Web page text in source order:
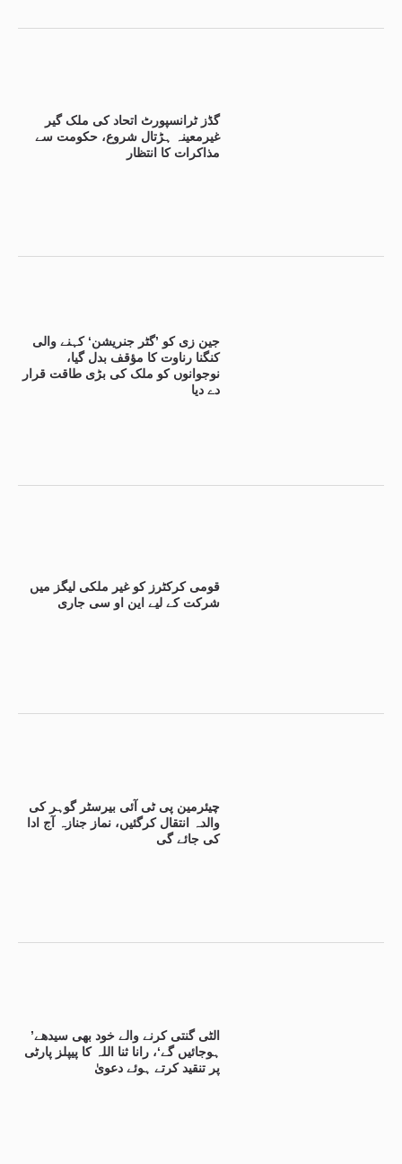
گڈز ٹرانسپورٹ اتحاد کی ملک گیر
غیرمعینہ ہڑتال شروع، حکومت سے
مذاکرات کا انتظار
جین زی کو ’گٹر جنریشن‘ کہنے والی
کنگنا رناوت کا مؤقف بدل گیا،
نوجوانوں کو ملک کی بڑی طاقت قرار
دے دیا
قومی کرکٹرز کو غیر ملکی لیگز میں
شرکت کے لیے این او سی جاری
چیئرمین پی ٹی آئی بیرسٹر گوہر کی
والدہ انتقال کرگئیں، نماز جنازہ آج ادا
کی جائے گی
’الٹی گنتی کرنے والے خود بھی سیدھے
ہوجائیں گے‘، رانا ثنا اللہ کا پیپلز پارٹی
پر تنقید کرتے ہوئے دعویٰ